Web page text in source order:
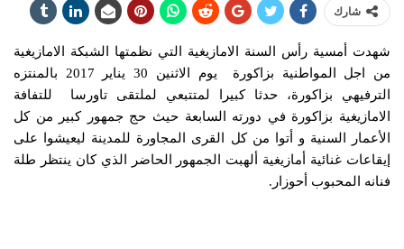
شارك
شهدت أمسية رأس السنة الامازيغية التي نظمتها الشبكة الامازيغية
من اجل المواطنية بزاكورة يوم الاثنين 30 يناير 2017 بالمنتزه
الترفيهي بزاكورة، حدثا كبيرا لمتتبعي لملتقى تاورسا للتفافة
الامازيغية بزاكورة في دورته السابعة حيث حج جمهور كبير من كل
الأعمار السنية و أتوا من كل القرى المجاورة للمدينة ليعيشوا على
إيقاعات غنائية أمازيغية ألهبت الجمهور الحاضر الذي كان ينتظر طلة
فنانه المحبوب أحوزار.